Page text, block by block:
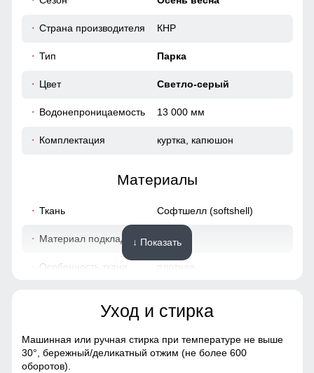
50 (XXL)
Страна производителя КНР
Тип Парка
Цвет Светло-серый
Водонепроницаемость 13 000 мм
Комплектация куртка, капюшон
Материалы
Ткань Софтшелл (softshell)
Материал подкладки флис
Особенность ткани плотная
Покрой
↓ Показать
Уход и стирка
Машинная или ручная стирка при температуре не выше
30°, бережный/деликатный отжим (не более 600
оборотов).